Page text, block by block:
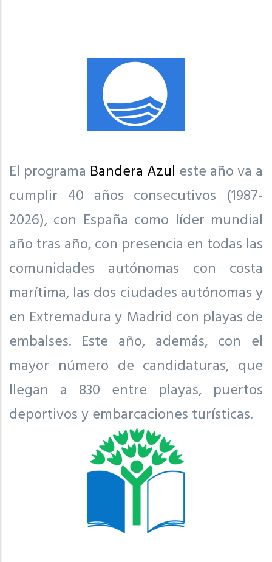
El programa Bandera Azul este año va a
cumplir 40 años consecutivos (1987-
2026), con España como líder mundial
año tras año, con presencia en todas las
comunidades autónomas con costa
marítima, las dos ciudades autónomas y
en Extremadura y Madrid con playas de
embalses. Este año, además, con el
mayor número de candidaturas, que
llegan a 830 entre playas, puertos
deportivos y embarcaciones turísticas.